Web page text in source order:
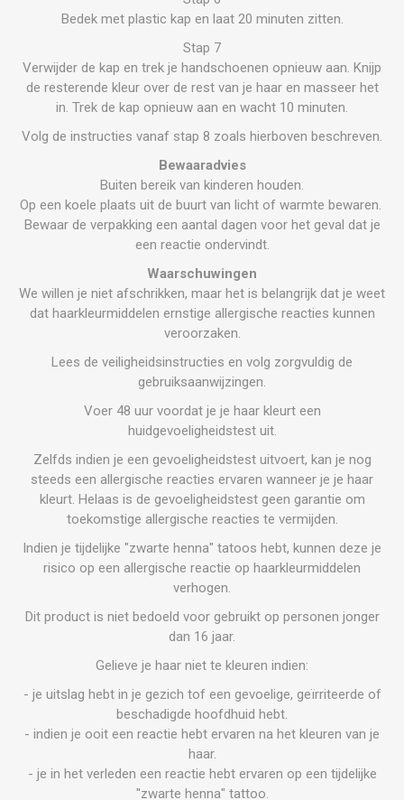
Bedek met plastic kap en laat 20 minuten zitten.
Stap 7
Verwijder de kap en trek je handschoenen opnieuw aan. Knijp
de resterende kleur over de rest van je haar en masseer het
in. Trek de kap opnieuw aan en wacht 10 minuten.
Volg de instructies vanaf stap 8 zoals hierboven beschreven.
Bewaaradvies
Buiten bereik van kinderen houden.
Op een koele plaats uit de buurt van licht of warmte bewaren.
Bewaar de verpakking een aantal dagen voor het geval dat je
een reactie ondervindt.
Waarschuwingen
We willen je niet afschrikken, maar het is belangrijk dat je weet
dat haarkleurmiddelen ernstige allergische reacties kunnen
veroorzaken.
Lees de veiligheidsinstructies en volg zorgvuldig de
gebruiksaanwijzingen.
Voer 48 uur voordat je je haar kleurt een
huidgevoeligheidstest uit.
Zelfds indien je een gevoeligheidstest uitvoert, kan je nog
steeds een allergische reacties ervaren wanneer je je haar
kleurt. Helaas is de gevoeligheidstest geen garantie om
toekomstige allergische reacties te vermijden.
Indien je tijdelijke "zwarte henna" tatoos hebt, kunnen deze je
risico op een allergische reactie op haarkleurmiddelen
verhogen.
Dit product is niet bedoeld voor gebruikt op personen jonger
dan 16 jaar.
Gelieve je haar niet te kleuren indien:
- je uitslag hebt in je gezich tof een gevoelige, geïrriteerde of
beschadigde hoofdhuid hebt.
- indien je ooit een reactie hebt ervaren na het kleuren van je
haar.
- je in het verleden een reactie hebt ervaren op een tijdelijke
"zwarte henna" tattoo.